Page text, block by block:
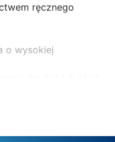
ręcznego
o wysokiej